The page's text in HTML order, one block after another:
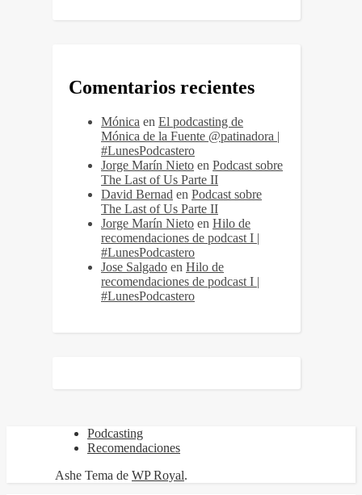
Comentarios recientes
Mónica en El podcasting de
Mónica de la Fuente @patinadora |
#LunesPodcastero
Jorge Marín Nieto en Podcast sobre
The Last of Us Parte II
David Bernad en Podcast sobre
The Last of Us Parte II
Jorge Marín Nieto en Hilo de
recomendaciones de podcast I |
#LunesPodcastero
Jose Salgado en Hilo de
recomendaciones de podcast I |
#LunesPodcastero
Podcasting
Recomendaciones
Ashe Tema de WP Royal.